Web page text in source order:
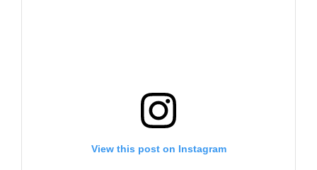
View this post on Instagram